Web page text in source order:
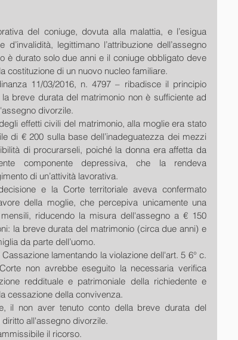
del coniuge, dovuta alla malattia, e l’esigua
legittimano l’attribuzione dell’assegno
è durato solo due anni e il coniuge obbligato deve
costituzione di un nuovo nucleo familiare.
11/03/2016, n. 4797 – ribadisce il principio
breve durata del matrimonio non è sufficiente ad
divorzile.
effetti civili del matrimonio, alla moglie era stato
di € 200 sulla base dell’inadeguatezza dei mezzi
di procurarseli, poiché la donna era affetta da
componente depressiva, che la rendeva
di un’attività lavorativa.
e la Corte territoriale aveva confermato
della moglie, che percepiva unicamente una
riducendo la misura dell'assegno a € 150
la breve durata del matrimonio (circa due anni) e
da parte dell’uomo.
lamentando la violazione dell'art. 5 6° c.
non avrebbe eseguito la necessaria verifica
reddituale e patrimoniale della richiedente e
cessazione della convivenza.
il non aver tenuto conto della breve durata del
all'assegno divorzile.
il ricorso.